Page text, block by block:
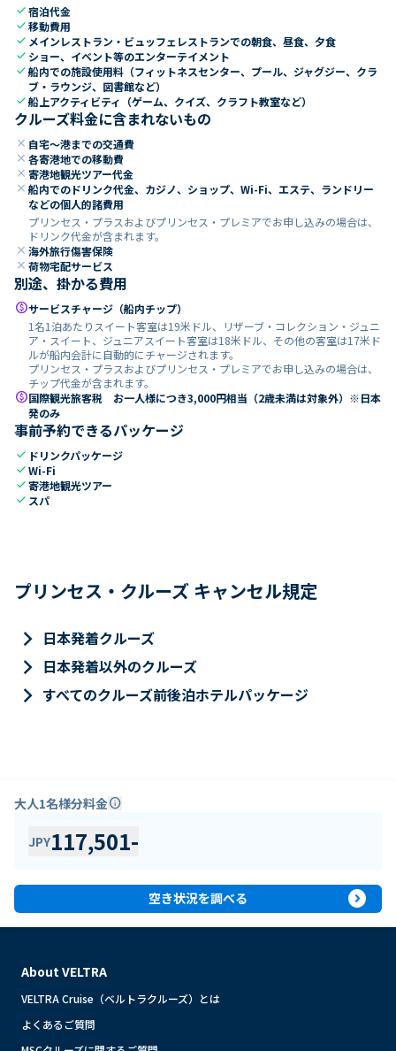
check宿泊代金
check移動費用
check メインレストラン・ビュッフェレストランでの朝食、昼食、夕食
check ショー、イベント等のエンターテイメント
check船内での施設使用料（フィットネスセンター、プール、ジャグジー、クラ
ブ・ラウンジ、図書館など）
check船上アクティビティ（ゲーム、クイズ、クラフト教室など）
クルーズ料金に含まれないもの
close 自宅～港までの交通費
close 各寄港地での移動費
close 寄港地観光ツアー代金
close 船内でのドリンク代金、カジノ、ショップ、Wi-Fi、エステ、ランドリー
などの個人的諸費用
プリンセス・プラスおよびプリンセス・プレミアでお申し込みの場合は、
ドリンク代金が含まれます。
close 海外旅行傷害保険
close 荷物宅配サービス
別途、掛かる費用
paidサービスチャージ（船内チップ）
1名1泊あたりスイート客室は19米ドル、リザーブ・コレクション・ジュニ
ア・スイート、ジュニアスイート客室は18米ドル、その他の客室は17米ド
ルが船内会計に自動的にチャージされます。
プリンセス・プラスおよびプリンセス・プレミアでお申し込みの場合は、
チップ代金が含まれます。
paid国際観光旅客税 お一人様につき3,000円相当（2歳未満は対象外）※日本
発のみ
事前予約できるパッケージ
check ドリンクパッケージ
checkWi-Fi
check寄港地観光ツアー
check スパ
プリンセス・クルーズ キャンセル規定
keyboard_arrow_right 日本発着クルーズ
keyboard_arrow_right 日本発着以外のクルーズ
keyboard_arrow_right すべてのクルーズ前後泊ホテルパッケージ
大人1名様分料金info
JPY117,501-
空き状況を調べる expand_circle_right
About VELTRA
VELTRA Cruise（ベルトラクルーズ）とは
よくあるご質問